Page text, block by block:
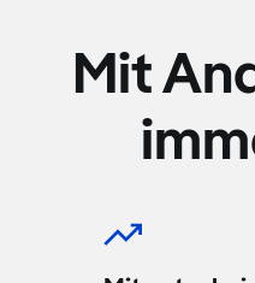
Mit